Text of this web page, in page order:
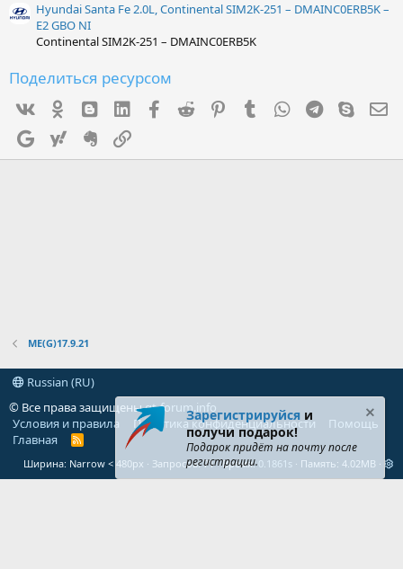
Hyundai Santa Fe 2.0L, Continental SIM2K-251 – DMAINC0ERB5K –
E2 GBO NI
Continental SIM2K-251 – DMAINC0ERB5K
Поделиться ресурсом
Ok mes_blogger
Linked InFacebook
Reddit PinterestTumblr WhatsAppTelegram
Skype
Google Yahoo Evernote
ME(G)17.9.21
Russian (RU)
© Все права защищеныgt-forum.info
Условия и правила
Политика конфиденциальности
Помощь
Главная
R
S
Ширина Запросов 71 Время 0.1861s Память 4.02MB
Зарегистрируйся и
получи подарок!
Подарок придёт на почту после
регистрации.